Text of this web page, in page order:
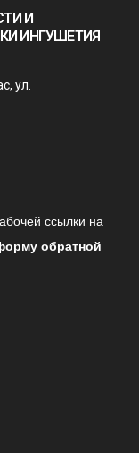
И
ИНГУШЕТИЯ
ул.
ссылки на
обратной